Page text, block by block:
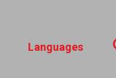
Languages